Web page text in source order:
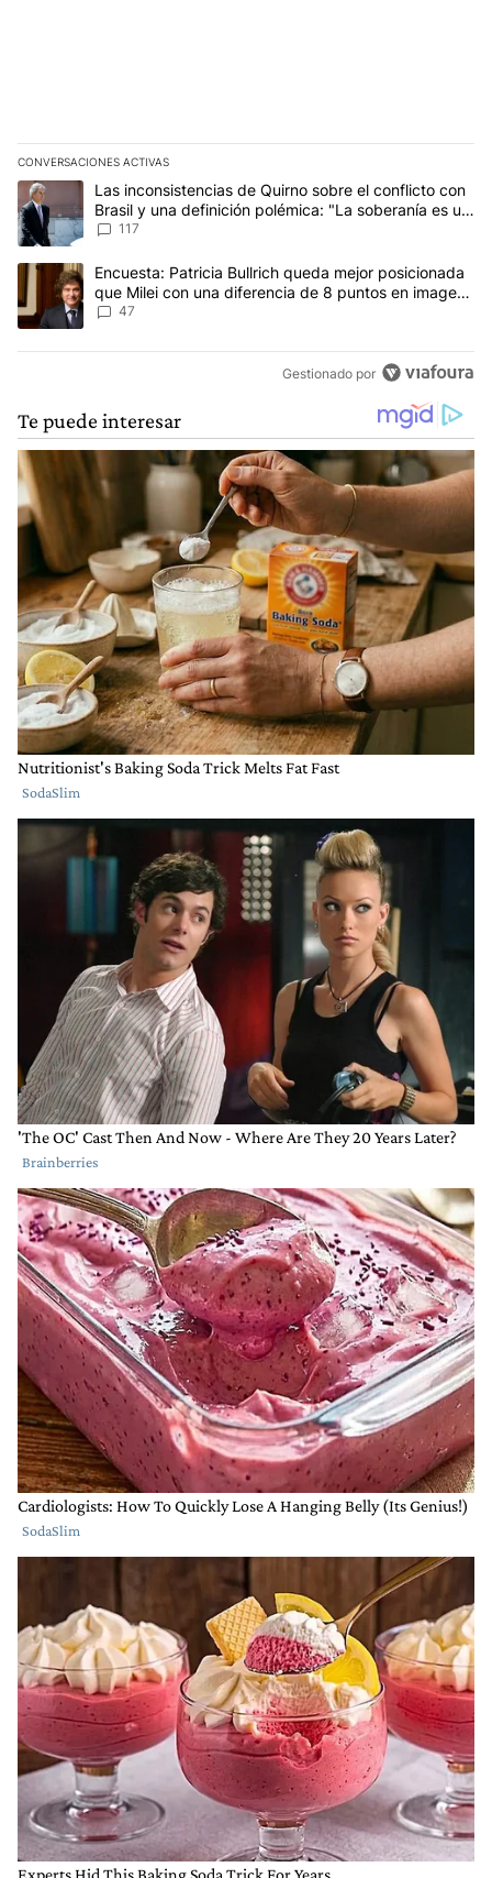
CONVERSACIONES ACTIVAS
Este listado muestra los artículos con más comentarios en los
Un artículo de tendencia con el título "Las inconsistencias de
Las inconsistencias de Quirno sobre el conflicto con
Brasil y una definición polémica: "La soberanía es un
concepto antiguo"
117
Un artículo de tendencia con el título "Encuesta: Patricia
Encuesta: Patricia Bullrich queda mejor posicionada
que Milei con una diferencia de 8 puntos en imagen
negativa
47
Gestionado por